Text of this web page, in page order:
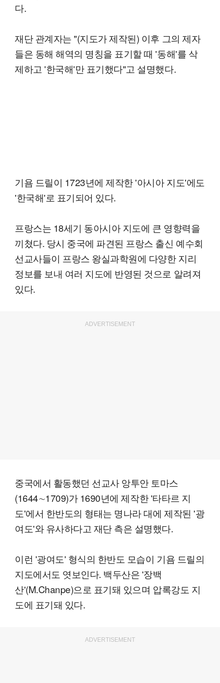
다.
재단 관계자는 "(지도가 제작된) 이후 그의 제자
들은 동해 해역의 명칭을 표기할 때 '동해'를 삭
제하고 '한국해'만 표기했다"고 설명했다.
기욤 드릴이 1723년에 제작한 '아시아 지도'에도
'한국해'로 표기되어 있다.
프랑스는 18세기 동아시아 지도에 큰 영향력을
끼쳤다. 당시 중국에 파견된 프랑스 출신 예수회
선교사들이 프랑스 왕실과학원에 다양한 지리
정보를 보내 여러 지도에 반영된 것으로 알려져
있다.
ADVERTISEMENT
중국에서 활동했던 선교사 앙투안 토마스
(1644∼1709)가 1690년에 제작한 '타타르 지
도'에서 한반도의 형태는 명나라 대에 제작된 '광
여도'와 유사하다고 재단 측은 설명했다.
이런 '광여도' 형식의 한반도 모습이 기욤 드릴의
지도에서도 엿보인다. 백두산은 '장백
산'(M.Chanpe)으로 표기돼 있으며 압록강도 지
도에 표기돼 있다.
ADVERTISEMENT